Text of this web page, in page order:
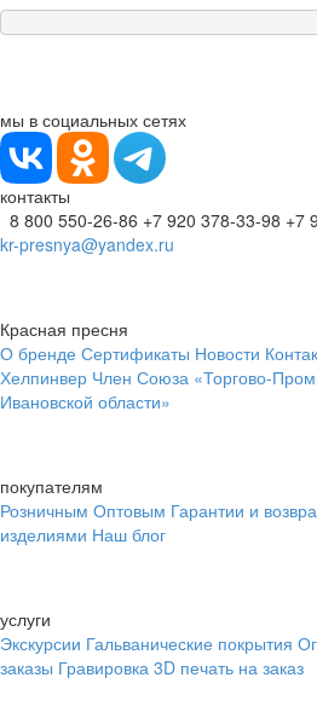
мы в социальных сетях
контакты
8 800 550-26-86 +7 920 378-33-98 +7
kr-presnya@yandex.ru
Красная пресня
О бренде Сертификаты Новости
Хелпинвер Член Союза «Торгово-
Ивановской области»
покупателям
Розничным Оптовым Гарантии и
изделиями Наш блог
услуги
Экскурсии Гальванические покрытия
заказы Гравировка 3D печать на заказ